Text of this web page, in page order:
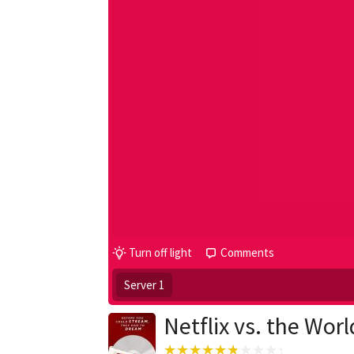
Turn off light Comments
Server 1
Netflix vs. the